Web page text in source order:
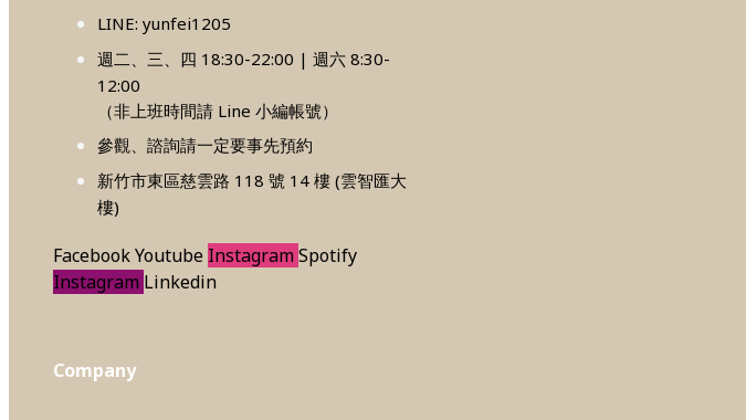
LINE: yunfei1205
週二、三、四 18:30-22:00 | 週六 8:30-
12:00
（非上班時間請 Line 小編帳號）
參觀、諮詢請一定要事先預約
新竹市東區慈雲路 118 號 14 樓 (雲智匯大
樓)
FacebookYoutube InstagramSpotify
Instagram Linkedin
Company